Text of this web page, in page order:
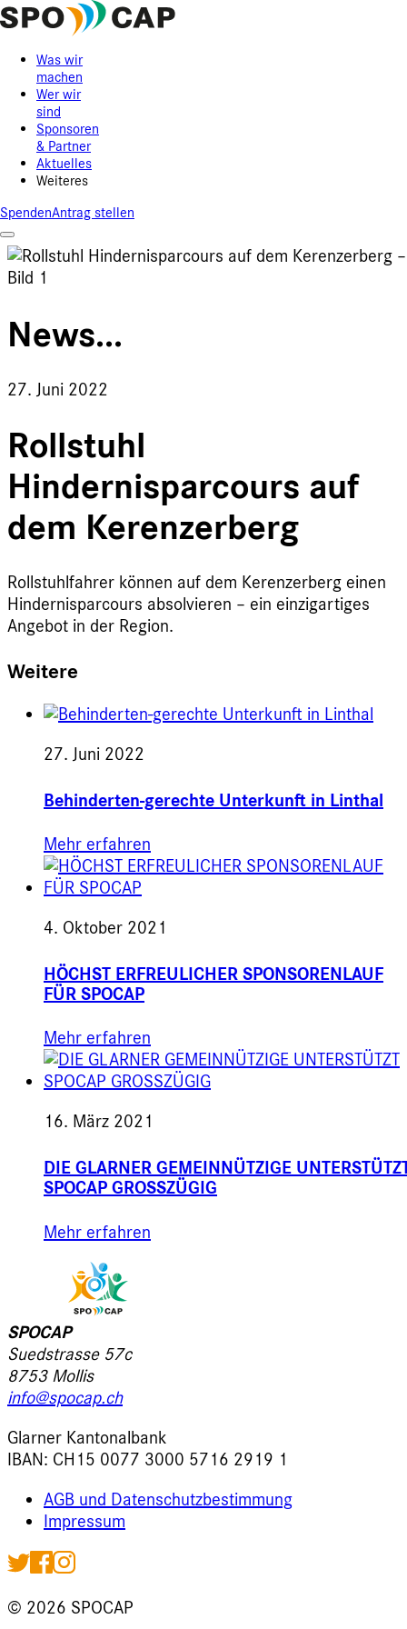
Was wir
machen
Wer wir
sind
Sponsoren
& Partner
Aktuelles
Weiteres
SpendenAntrag stellen
News...
27. Juni 2022
Rollstuhl
Hindernisparcours auf
dem Kerenzerberg
Rollstuhlfahrer können auf dem Kerenzerberg einen
Hindernisparcours absolvieren – ein einzigartiges
Angebot in der Region.
Weitere
27. Juni 2022
Behinderten-gerechte Unterkunft in Linthal
Mehr erfahren
4. Oktober 2021
HÖCHST ERFREULICHER SPONSORENLAUF
FÜR SPOCAP
Mehr erfahren
16. März 2021
DIE GLARNER GEMEINNÜTZIGE
SPOCAP GROSSZÜGIG
Mehr erfahren
SPOCAP
Suedstrasse 57c
8753 Mollis
info@spocap.ch
Glarner Kantonalbank
IBAN: CH15 0077 3000 5716 2919 1
AGB und Datenschutzbestimmung
Impressum
© 2026 SPOCAP